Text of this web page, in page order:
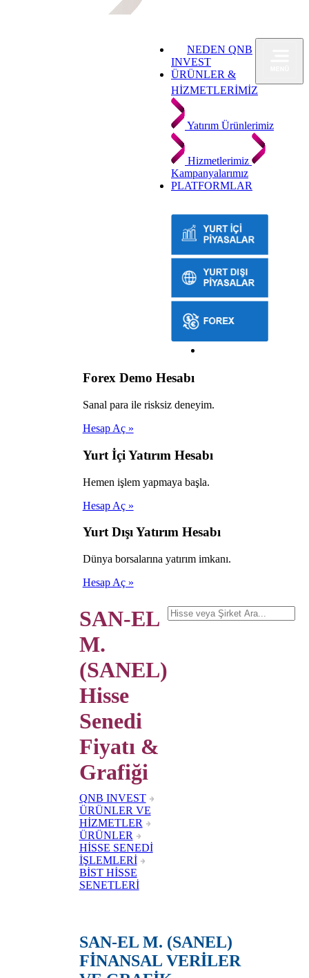
NEDEN QNB
INVEST
ÜRÜNLER &
HİZMETLERİMİZ
Yatırım Ürünlerimiz
Hizmetlerimiz
Kampanyalarımız
PLATFORMLAR
Forex Demo Hesabı
Sanal para ile risksiz deneyim.
Hesap Aç »
Yurt İçi Yatırım Hesabı
Hemen işlem yapmaya başla.
Hesap Aç »
Yurt Dışı Yatırım Hesabı
Dünya borsalarına yatırım imkanı.
Hesap Aç »
SAN-EL
M.
(SANEL)
Hisse
Senedi
Fiyatı &
Grafiği
QNB INVEST
ÜRÜNLER VE
HİZMETLER
ÜRÜNLER
HİSSE SENEDİ
İŞLEMLERİ
BİST HİSSE
SENETLERİ
SAN-EL M. (SANEL)
FİNANSAL VERİLER